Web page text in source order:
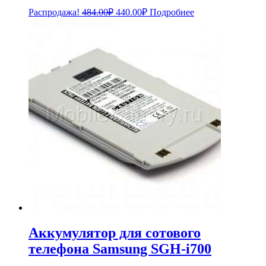
Распродажа! 484.00₽ Первоначальная
440.00₽Текущая
Подробнее
Аккумулятор для сотового
телефона Samsung SGH-i700